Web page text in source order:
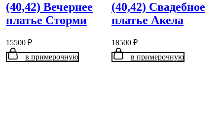
(40,42) Вечернее
платье Сторми
15500 ₽
в примерочную
(40,42) Свадебное
платье Акела
18500 ₽
в примерочную